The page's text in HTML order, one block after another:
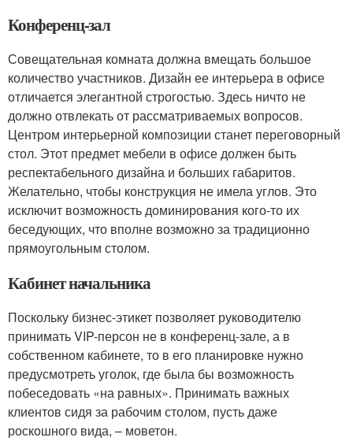
Конференц-зал
Совещательная комната должна вмещать большое
количество участников. Дизайн ее интерьера в офисе
отличается элегантной строгостью. Здесь ничто не
должно отвлекать от рассматриваемых вопросов.
Центром интерьерной композиции станет переговорный
стол. Этот предмет мебели в офисе должен быть
респектабельного дизайна и больших габаритов.
Желательно, чтобы конструкция не имела углов. Это
исключит возможность доминирования кого-то их
беседующих, что вполне возможно за традиционно
прямоугольным столом.
Кабинет начальника
Поскольку бизнес-этикет позволяет руководителю
принимать VIP-персон не в конференц-зале, а в
собственном кабинете, то в его планировке нужно
предусмотреть уголок, где была бы возможность
побеседовать «на равных». Принимать важных
клиентов сидя за рабочим столом, пусть даже
роскошного вида, – моветон.